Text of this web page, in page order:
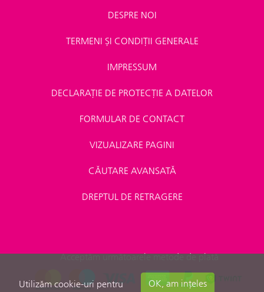
DESPRE NOI
TERMENI ȘI CONDIȚII GENERALE
IMPRESSUM
DECLARAȚIE DE PROTECȚIE A DATELOR
FORMULAR DE CONTACT
VIZUALIZARE PAGINI
CĂUTARE AVANSATĂ
DREPTUL DE RETRAGERE
Acceptăm următoarele metode de plată
Utilizăm cookie-uri pentru OK, am ințeles